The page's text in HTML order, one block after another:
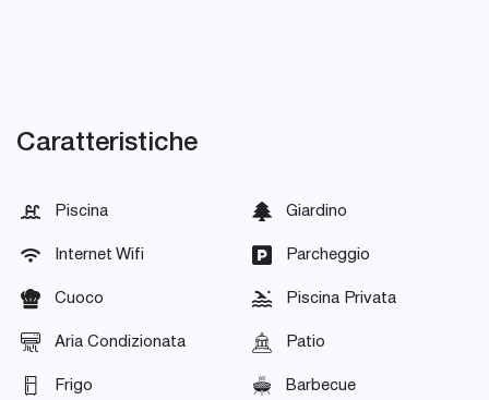
Caratteristiche
Piscina Giardino
Internet Wifi Parcheggio
Cuoco Piscina Privata
Aria Condizionata Patio
Frigo Barbecue